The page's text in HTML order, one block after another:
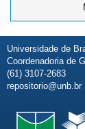
Universidade de
Coordenadoria de
(61) 3107-2683
repositorio@unb.br